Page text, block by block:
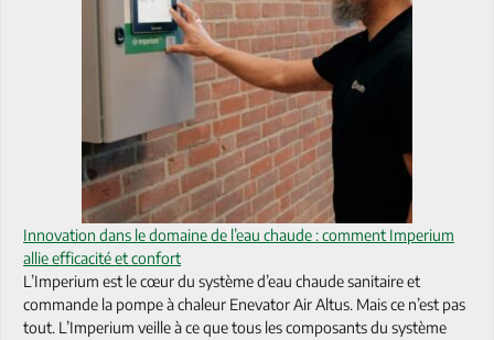
Innovation dans le domaine de l’eau chaude : comment Imperium
allie efficacité et confort
L’Imperium est le cœur du système d’eau chaude sanitaire et
commande la pompe à chaleur Enevator Air Altus. Mais ce n’est pas
tout. L’Imperium veille à ce que tous les composants du système